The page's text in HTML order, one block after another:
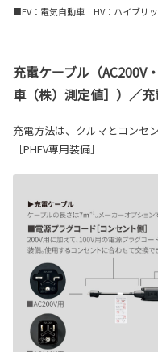
■EV：電気自動車 HV：ハイブリ
充電ケーブル（AC200V
車（株）測定値］）／
充電方法は、クルマとコンセ
［PHEV専用装備］